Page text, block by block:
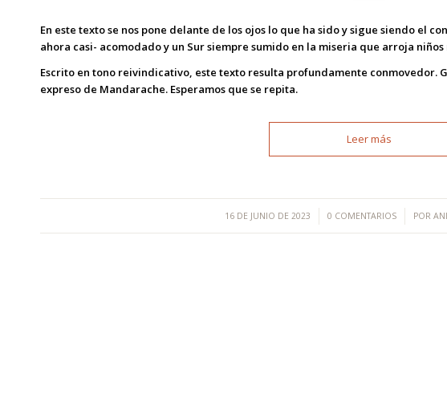
En este texto se nos pone delante de los ojos lo que ha sido y sigue siendo el
ahora casi- acomodado y un Sur siempre sumido en la miseria que arroja
Escrito en tono reivindicativo, este texto resulta profundamente conmovedor.
expreso de Mandarache. Esperamos que se repita.
Leer más
16 DE JUNIO DE 2023
/ 0 COMENTARIOS
/ POR